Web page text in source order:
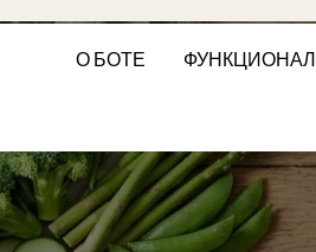
О БОТЕ ФУНКЦИОНАЛ